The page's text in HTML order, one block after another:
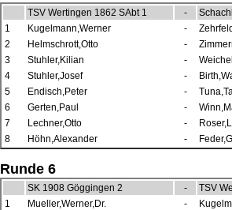
TSV Wertingen 1862 SAbt 1 -
1
Kugelmann,Werner -
2
Helmschrott,Otto -
3
Stuhler,Kilian -
4
Stuhler,Josef -
5
Endisch,Peter -
6
Gerten,Paul -
7
Lechner,Otto -
8
Höhn,Alexander -
Runde 6
SK 1908 Göggingen 2 -
TSV
1
Mueller,Werner,Dr. -